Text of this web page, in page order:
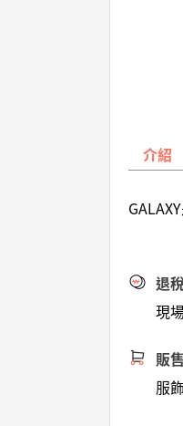
介紹
退
現
販
服